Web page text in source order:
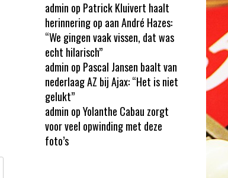
admin op Patrick Kluivert haalt
herinnering op aan André Hazes:
“We gingen vaak vissen, dat was
echt hilarisch”
admin op Pascal Jansen baalt van
nederlaag AZ bij Ajax: “Het is niet
gelukt”
admin opYolanthe Cabau zorgt
voor veel opwinding met deze
foto’s